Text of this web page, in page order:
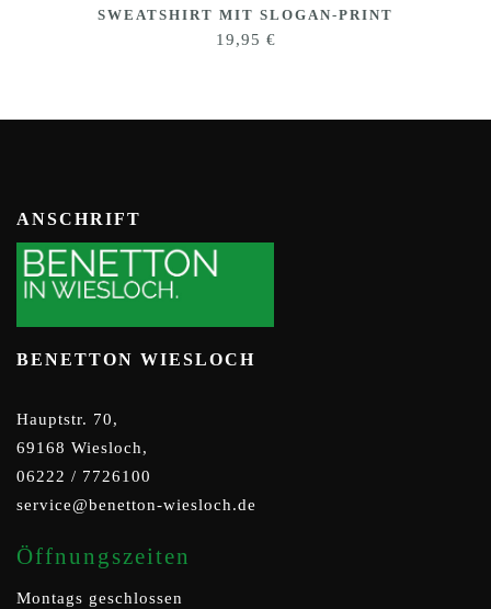
SWEATSHIRT MIT SLOGAN-PRINT
19,95 €
ANSCHRIFT
BENETTON WIESLOCH
Hauptstr. 70,
69168 Wiesloch,
06222 / 7726100
service@benetton-wiesloch.de
Öffnungszeiten
Montags geschlossen